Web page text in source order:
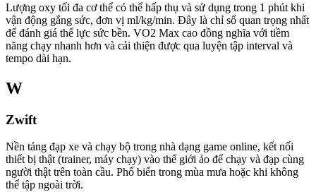
Lượng oxy tối đa cơ thể có thể hấp thụ và sử dụng trong 1 phút khi
vận động gắng sức, đơn vị ml/kg/min. Đây là chỉ số quan trọng nhất
để đánh giá thể lực sức bền. VO2 Max cao đồng nghĩa với tiềm
năng chạy nhanh hơn và cải thiện được qua luyện tập interval và
tempo dài hạn.
W
Zwift
Nền tảng đạp xe và chạy bộ trong nhà dạng game online, kết nối
thiết bị thật (trainer, máy chạy) vào thế giới ảo để chạy và đạp cùng
người thật trên toàn cầu. Phổ biến trong mùa mưa hoặc khi không
thể tập ngoài trời.